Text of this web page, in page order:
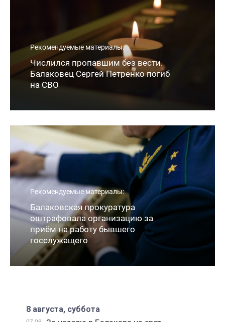
Рекомендуемые материалы:
Числился пропавшим без вести.
Балаковец Сергей Петренко погиб
на СВО
Рекомендуемые материалы:
Балаковская прокуратура
оштрафовала организацию за
приём на работу бывшего
госслужащего
8 августа, суббота